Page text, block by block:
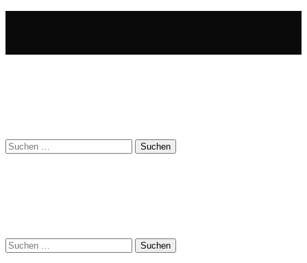
Suchen
nach:
Suchen
nach: